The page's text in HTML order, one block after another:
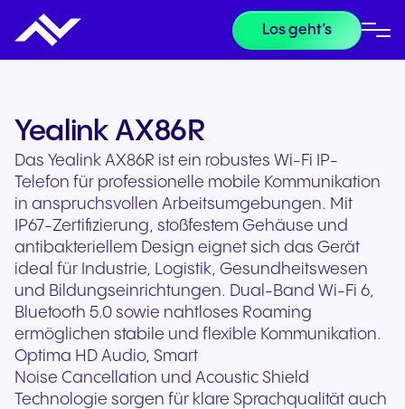
Los geht’s
Yealink AX86R
Das Yealink AX86R ist ein robustes Wi-Fi IP-
Telefon für professionelle mobile Kommunikation
in anspruchsvollen Arbeitsumgebungen. Mit
IP67-Zertifizierung, stoßfestem Gehäuse und
antibakteriellem Design eignet sich das Gerät
ideal für Industrie, Logistik, Gesundheitswesen
und Bildungseinrichtungen. Dual-Band Wi-Fi 6,
Bluetooth 5.0 sowie nahtloses Roaming
ermöglichen stabile und flexible Kommunikation.
Optima HD Audio, Smart
Noise Cancellation und Acoustic Shield
Technologie sorgen für klare Sprachqualität auch